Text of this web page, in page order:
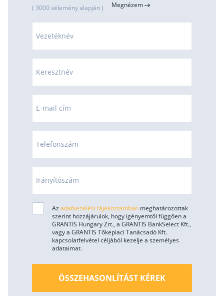
Blog
Kapcsolat
( 3000 vélemény alapján ) Megnézem
Vezetéknév
Keresztnév
E-mail cím
Telefonszám
Irányítószám
Az adatkezelési tájékoztatóban meghatározottak
szerint hozzájárulok, hogy igényemtől függően a
GRANTIS Hungary Zrt., a GRANTIS BankSelect Kft.,
vagy a GRANTIS Tőkepiaci Tanácsadó Kft.
kapcsolatfelvétel céljából kezelje a személyes
adataimat.
ÖSSZEHASONLÍTÁST KÉREK